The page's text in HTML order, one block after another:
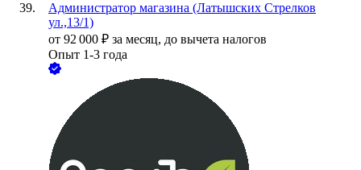
Администратор магазина (Латышских Стрелков
ул.,13/1)
от 92 000 ₽ за месяц, до вычета налогов
Опыт 1-3 года